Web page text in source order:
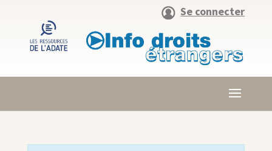
Se connecter